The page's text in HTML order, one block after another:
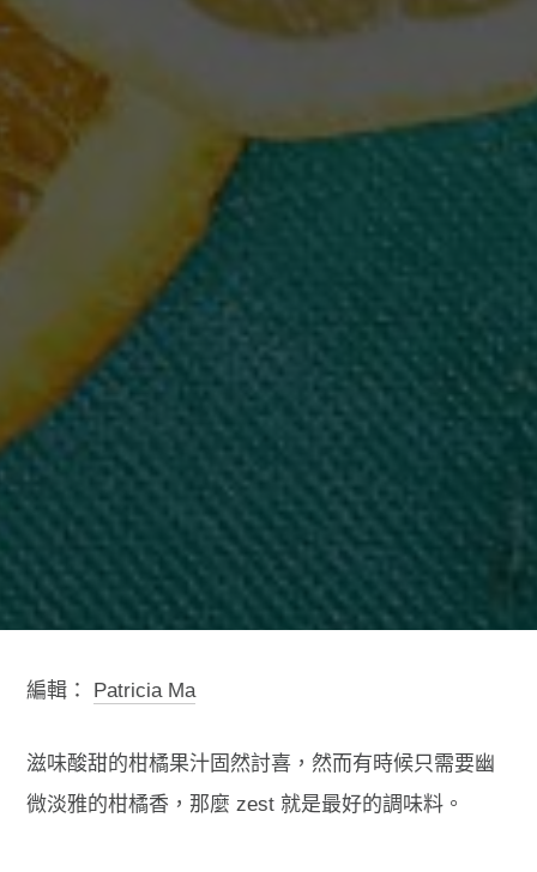
編輯： Patricia Ma
滋味酸甜的柑橘果汁固然討喜，然而有時候只需要幽
微淡雅的柑橘香，那麼 zest 就是最好的調味料。